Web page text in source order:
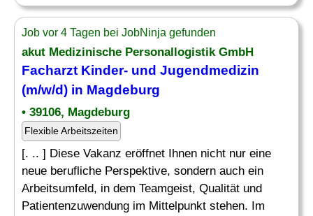
Job vor 4 Tagen bei JobNinja gefunden
akut Medizinische Personallogistik GmbH
Facharzt Kinder- und Jugendmedizin
(m/w/d) in Magdeburg
• 39106, Magdeburg
Flexible Arbeitszeiten
[. .. ] Diese Vakanz eröffnet Ihnen nicht nur eine
neue berufliche Perspektive, sondern auch ein
Arbeitsumfeld, in dem Teamgeist, Qualität und
Patientenzuwendung im Mittelpunkt stehen. Im